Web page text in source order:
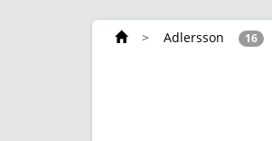
> Adlersson 16